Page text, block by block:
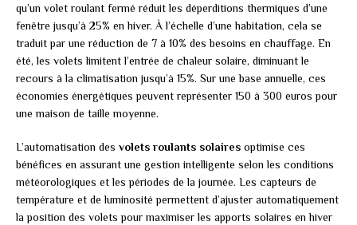
qu’un volet roulant fermé réduit les déperditions thermiques d’une
fenêtre jusqu’à 25% en hiver. À l’échelle d’une habitation, cela se
traduit par une réduction de 7 à 10% des besoins en chauffage. En
été, les volets limitent l’entrée de chaleur solaire, diminuant le
recours à la climatisation jusqu’à 15%. Sur une base annuelle, ces
économies énergétiques peuvent représenter 150 à 300 euros pour
une maison de taille moyenne.
L’automatisation des volets roulants solaires optimise ces
bénéfices en assurant une gestion intelligente selon les conditions
météorologiques et les périodes de la journée. Les capteurs de
température et de luminosité permettent d’ajuster automatiquement
la position des volets pour maximiser les apports solaires en hiver